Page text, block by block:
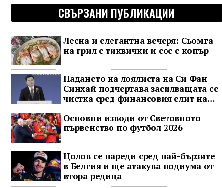
СВЪРЗАНИ ПУБЛИКАЦИИ
Лесна и елегантна вечеря: Сьомга
на грил с тиквички и сос с копър
Падането на лоялиста на Си Фан
Синхай подчертава засилващата се
чистка сред финансовия елит на
Китай
Основни изводи от Световното
първенство по футбол 2026
Цолов се нареди сред най-бързите
в Белгия и ще атакува подиума от
втора редица